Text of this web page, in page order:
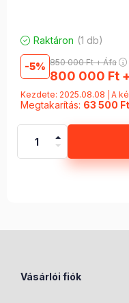
Raktáron (1 db)
5 850 000Ft+ Áfa
800 000 Ft
Kezdete: 2025.08.08 A
Megtakarítás: 63 500 Ft
Vásárlói fiók